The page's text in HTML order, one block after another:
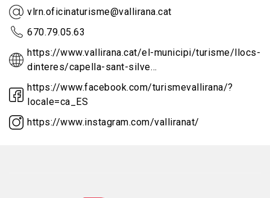
vlrn.oficinaturisme@vallirana.cat
670.79.05.63
https://www.vallirana.cat/el-municipi/turisme/llocs-
dinteres/capella-sant-silve…
https://www.facebook.com/turismevallirana/?
locale=ca_ES
https://www.instagram.com/valliranat/